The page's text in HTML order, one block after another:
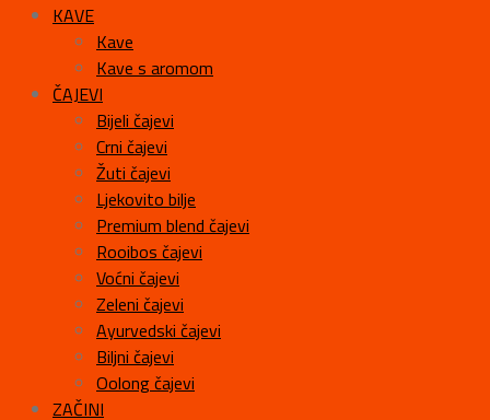
KAVE
Kave
Kave s aromom
ČAJEVI
Bijeli čajevi
Crni čajevi
Žuti čajevi
Ljekovito bilje
Premium blend čajevi
Rooibos čajevi
Voćni čajevi
Zeleni čajevi
Ayurvedski čajevi
Biljni čajevi
Oolong čajevi
ZAČINI